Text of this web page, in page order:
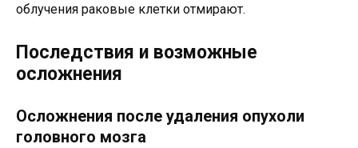
облучения раковые клетки отмирают.
Последствия и возможные
осложнения
Осложнения после удаления опухоли
головного мозга